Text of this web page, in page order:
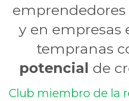
emprendedores
y en empresas
tempranas
potencial de
Club miembro de la